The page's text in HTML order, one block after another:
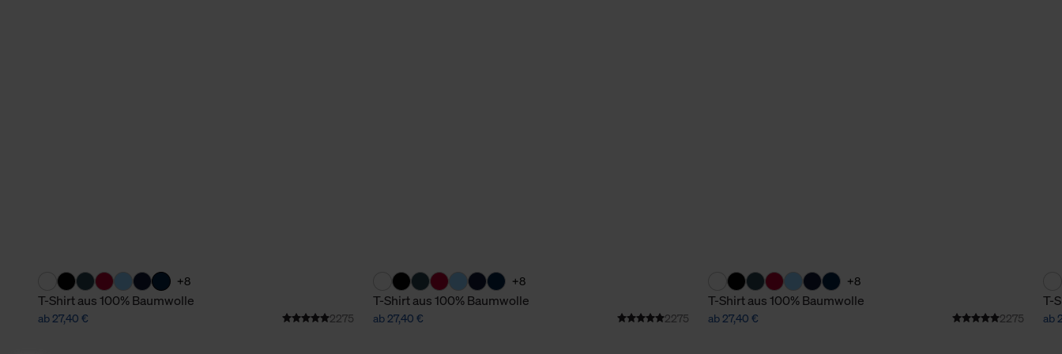
+8
T-Shirt aus 100% Baumwolle
ab 27,40 € 2275
+8
T-Shirt aus 100% Baumwolle
ab 27,40 € 2275
+8
T-Shirt aus 100% Baumwolle
ab 27,40 € 2275
T-
ab